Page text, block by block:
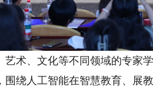
、文化等不同领域的专家学
围绕人工智能在智慧教育、展